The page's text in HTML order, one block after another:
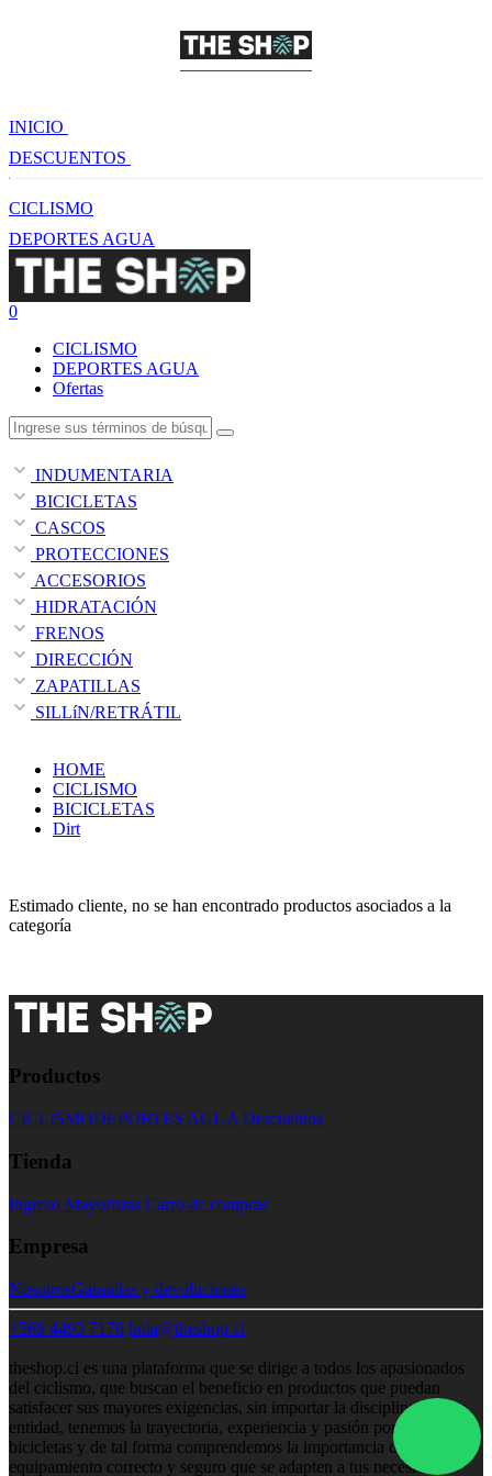
INICIO
DESCUENTOS
CICLISMO
DEPORTES AGUA
0
CICLISMO
DEPORTES AGUA
Ofertas
INDUMENTARIA
BICICLETAS
CASCOS
PROTECCIONES
ACCESORIOS
HIDRATACIÓN
FRENOS
DIRECCIÓN
ZAPATILLAS
SILLíN/RETRÁTIL
HOME
CICLISMO
BICICLETAS
Dirt
Estimado cliente, no se han encontrado productos asociados a la
categoría
Productos
CICLISMODEPORTES AGUA Descuentos
Tienda
Ingreso Mayoristas Carro de compras
Empresa
NosotrosGarantías y devoluciones
+569 4493 7178 hola@theshop.cl
theshop.cl es una plataforma que se dirige a todos los apasionados
del ciclismo, que buscan el beneficio en productos que puedan
satisfacer sus mayores exigencias, sin importar la disciplina. Como
entidad, tenemos la trayectoria, experiencia y pasión por las
bicicletas y de tal forma comprendemos la importancia de un
equipamiento correcto y seguro que se adapten a tus necesidades.